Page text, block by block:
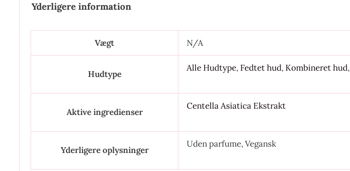
Yderligere information
Vægt N/A
Hudtype
Alle Hudtype, Fedtet hud, Kombineret hud,
Aktive ingredienser
Centella Asiatica Ekstrakt
Yderligere oplysninger
Uden parfume, Vegansk